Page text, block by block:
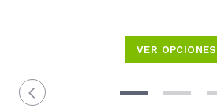
VER OPCIONES